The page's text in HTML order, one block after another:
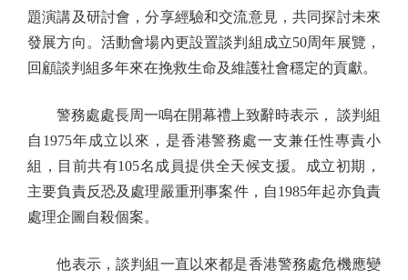
題演講及研討會，分享經驗和交流意見，共同探討未來
發展方向。活動會場內更設置談判組成立50周年展覽，
回顧談判組多年來在挽救生命及維護社會穩定的貢獻。
警務處處長周一鳴在開幕禮上致辭時表示， 談判組
自1975年成立以來，是香港警務處一支兼任性專責小
組，目前共有105名成員提供全天候支援。成立初期，
主要負責反恐及處理嚴重刑事案件，自1985年起亦負責
處理企圖自殺個案。
他表示，談判組一直以來都是香港警務處危機應變